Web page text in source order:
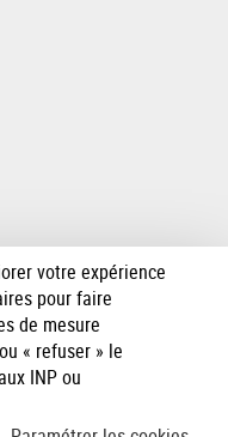
votre expérience
pour faire
de mesure
« refuser » le
INP ou